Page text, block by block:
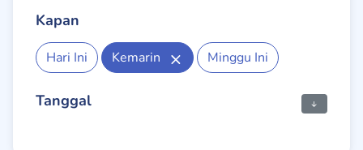
Kapan
Hari Ini Kemarin Minggu Ini
Tanggal